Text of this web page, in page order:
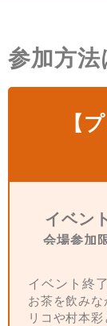
参加方
【
イベン
会場参加
イベント終
お茶を飲み
リコや村本彩